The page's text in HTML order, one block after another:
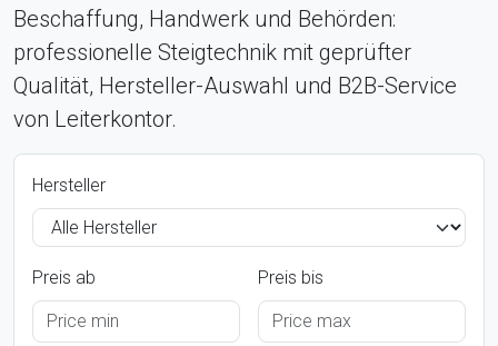
Beschaffung, Handwerk und Behörden:
professionelle Steigtechnik mit geprüfter
Qualität, Hersteller-Auswahl und B2B-Service
von Leiterkontor.
Hersteller
Preis ab Preis bis